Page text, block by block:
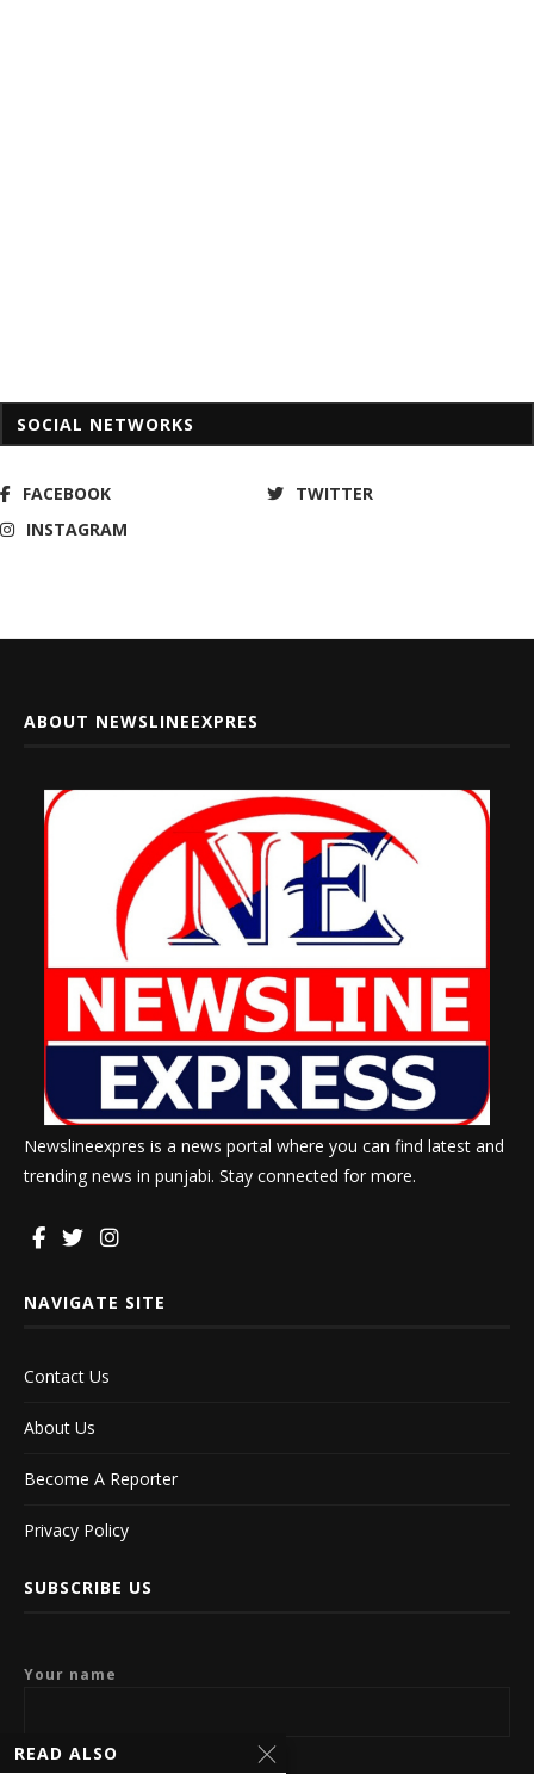
SOCIAL NETWORKS
FACEBOOK
TWITTER
INSTAGRAM
ABOUT NEWSLINEEXPRES
Newslineexpres is a news portal where you can find latest and
trending news in punjabi. Stay connected for more.
NAVIGATE SITE
Contact Us
About Us
Become A Reporter
Privacy Policy
SUBSCRIBE US
Your name
READ ALSO